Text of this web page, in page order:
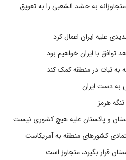
به حشد الشعبی را به تعویق
علیه ایران اعمال کرد
با ایران خواهیم بود
به ثبات در منطقه کمک کند
هرمز
و پاکستان علیه هیچ کشوری نیست
کشورهای منطقه به آمریکاست
قرار بگیرد، متجاوز است